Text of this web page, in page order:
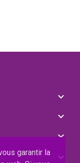
garantir la



